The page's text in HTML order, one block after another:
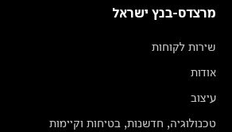
מרצדס-בנץ ישראל
שירות לקוחות
אודות
עיצוב
טכנולוגיה, חדשנות, בטיחות וקיימות